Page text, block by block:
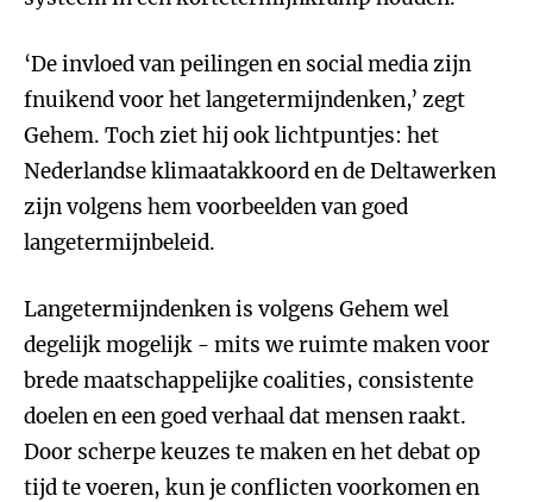
‘De invloed van peilingen en social media zijn
fnuikend voor het langetermijndenken,’ zegt
Gehem. Toch ziet hij ook lichtpuntjes: het
Nederlandse klimaatakkoord en de Deltawerken
zijn volgens hem voorbeelden van goed
langetermijnbeleid.
Langetermijndenken is volgens Gehem wel
degelijk mogelijk - mits we ruimte maken voor
brede maatschappelijke coalities, consistente
doelen en een goed verhaal dat mensen raakt.
Door scherpe keuzes te maken en het debat op
tijd te voeren, kun je conflicten voorkomen en